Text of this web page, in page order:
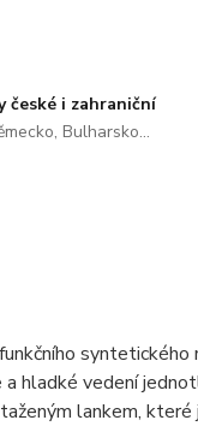
české i zahraniční
Bulharsko...
hladké vedení
lankem,